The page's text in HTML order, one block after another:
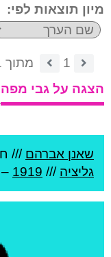
מיון תוצאות לפי:
1 מתוך 1.
הצגה על גבי מפה
שאנן אברהם ///
גליציה ///
1919
–